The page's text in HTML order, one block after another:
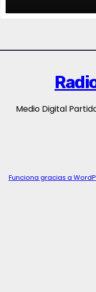
Medio Digital
Funciona gracias a